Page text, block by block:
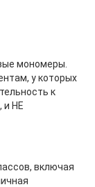
мономеры.
у которых
к
и НЕ
включая